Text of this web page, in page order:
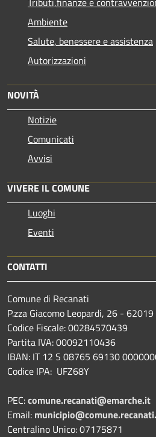
Ambiente
Salute, benessere e assistenza
Autorizzazioni
NOVITÀ
Notizie
Comunicati
Avvisi
VIVERE IL COMUNE
Luoghi
Eventi
CONTATTI
Comune di Recanati
P.zza Giacomo Leopardi, 26 -
Codice Fiscale: 00284570439
Partita IVA: 00092110436
IBAN: IT 12 S 08765 69130
Codice IPA: UFZ68Y
PEC:comune.recanati@emarche.it
Email:
Centralino Unico: 07175871